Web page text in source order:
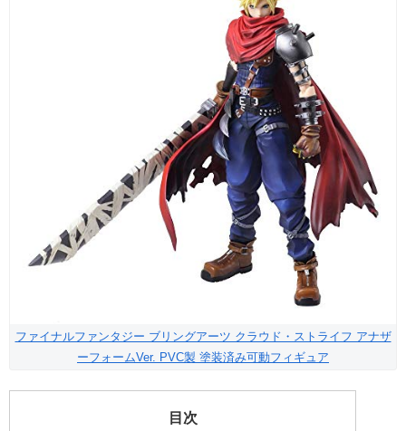
ファイナルファンタジー ブリングアーツ クラウド・ストライフ アナザ
ーフォームVer. PVC製 塗装済み可動フィギュア
目次